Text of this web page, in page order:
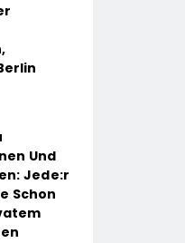
Und
Jede:r
Schon